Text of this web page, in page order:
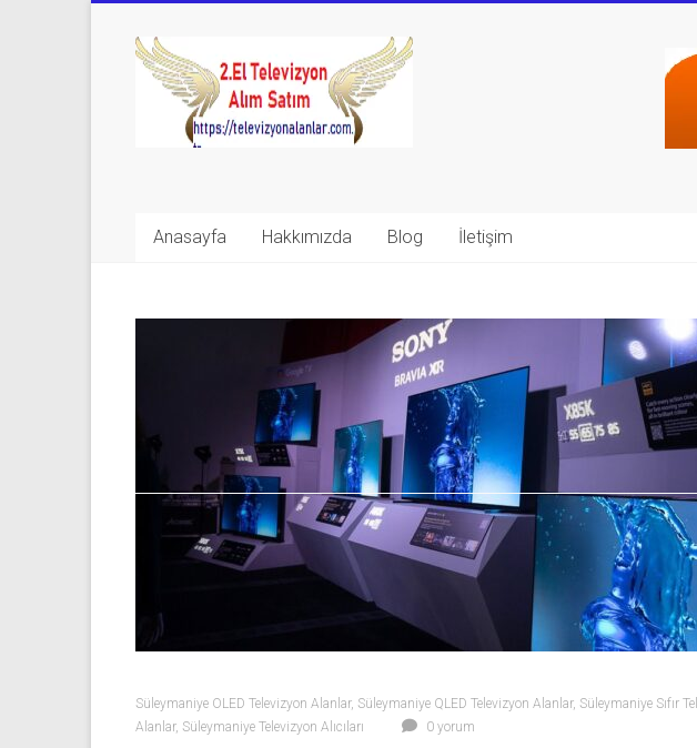
contentTelevizyon
Alanlar
Televizyon
|
Alanlar
Sıfır
Televizyon
Alanlar ile
kurarak
televizyonlarınızı
hemen
Anasayfa Hakkımızda Blog İletişim
Süleymaniye OLED Televizyon Alanlar, Süleymaniye QLED Televizyon Alanlar, Süleymaniye Sıfır
Alanlar, Süleymaniye Televizyon Alıcıları 0 yorum